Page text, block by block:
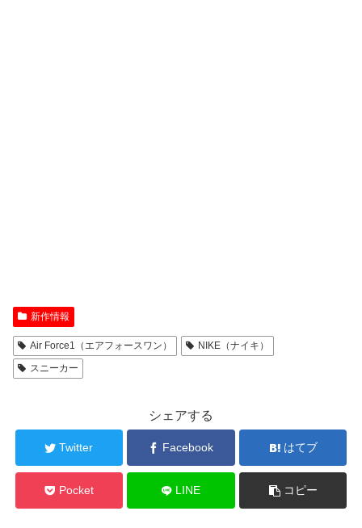
新作情報
Air Force1（エアフォースワン）
NIKE（ナイキ）
スニーカー
シェアする
Twitter Facebook はてブ
Pocket LINE コピー